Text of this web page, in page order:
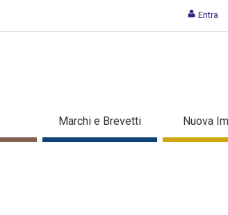
Entra
Marchi e Brevetti Nuova